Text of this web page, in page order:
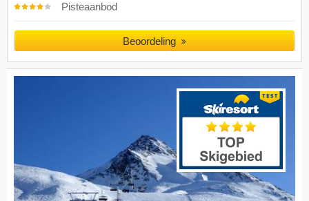
Pisteaanbod
Beoordeling